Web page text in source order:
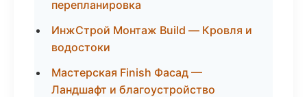
перепланировка
ИнжСтрой Монтаж Build — Кровля и
водостоки
Мастерская Finish Фасад —
Ландшафт и благоустройство